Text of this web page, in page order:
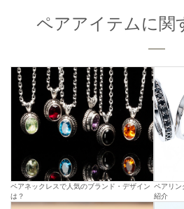
ペアアイテムに関
ペアネックレスで人気のブランド・デザイン
は？
ペアリン
紹介